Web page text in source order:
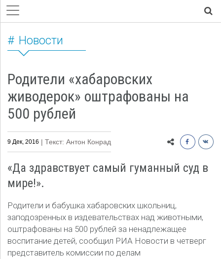
Новости
Родители «хабаровских
живодерок» оштрафованы на
500 рублей
9 Дек, 2016 | Текст: Антон Конрад
«Да здравствует самый гуманный суд в
мире!».
Родители и бабушка хабаровских школьниц,
заподозренных в издевательствах над животными,
оштрафованы на 500 рублей за ненадлежащее
воспитание детей, сообщил РИА Новости в четверг
представитель комиссии по делам